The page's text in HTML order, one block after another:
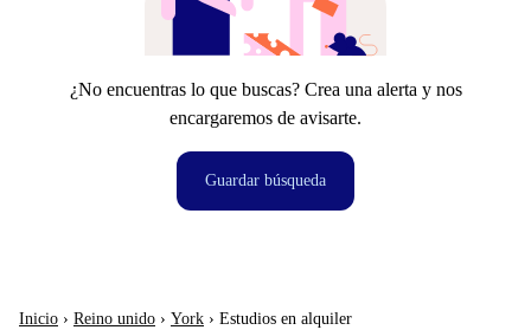
¿No encuentras lo que buscas? Crea una alerta y nos
encargaremos de avisarte.
Guardar búsqueda
Inicio › Reino unido › York › Estudios en alquiler